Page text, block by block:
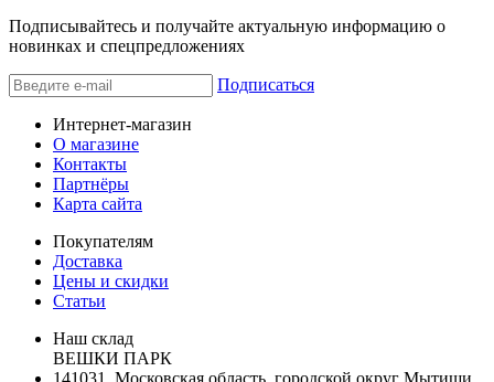
Подписывайтесь и получайте актуальную информацию о
новинках и спецпредложениях
Подписаться
Интернет-магазин
О магазине
Контакты
Партнёры
Карта сайта
Покупателям
Доставка
Цены и скидки
Статьи
Наш склад
ВЕШКИ ПАРК
141031, Московская область, городской округ Мытищи,